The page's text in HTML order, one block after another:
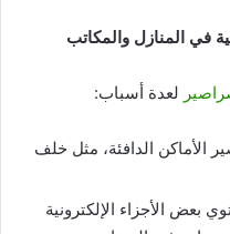
في المنازل والمكاتب
لعدة أسباب:
الأماكن الدافئة، مثل خلف
بعض الأجزاء الإلكترونية